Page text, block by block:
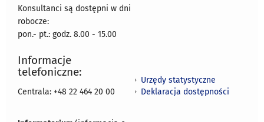
Konsultanci są dostępni w dni
robocze:
pon.- pt.: godz. 8.00 - 15.00
Informacje
telefoniczne:
Centrala: +48 22 464 20 00
Urzędy statystyczne
Deklaracja dostępności